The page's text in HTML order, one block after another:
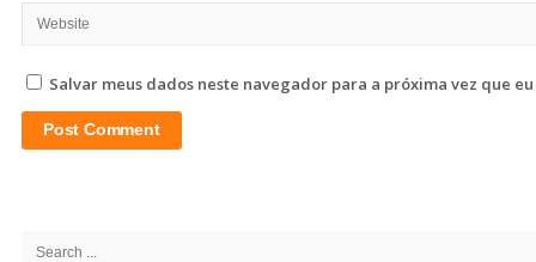
Salvar meus dados neste navegador para a próxima vez que